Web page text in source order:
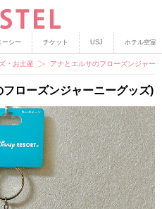
ーシー チケット USJ ホテル空室
・お土産 アナとエルサのフローズンジャー
ローズンジャーニーグッズ)